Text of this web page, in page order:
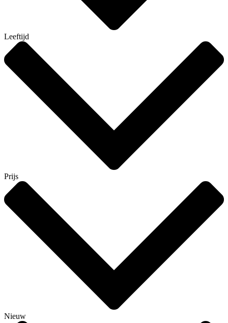
Leeftijd
Prijs
Nieuw